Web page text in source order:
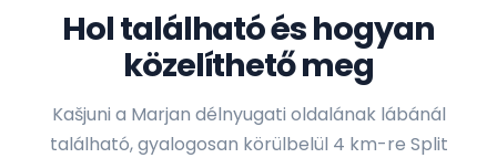
Hol található és hogyan
közelíthető meg
Kašjuni a Marjan délnyugati oldalának lábánál
található, gyalogosan körülbelül 4 km-re Split